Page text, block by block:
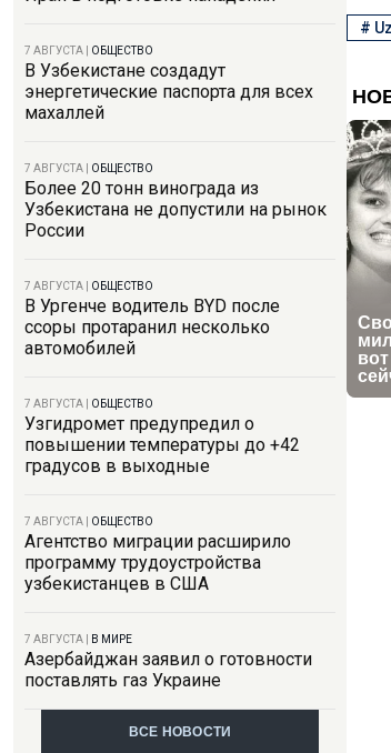
7 АВГУСТА ОБЩЕСТВО
В Узбекистане создадут
энергетические паспорта для всех
махаллей
7 АВГУСТА ОБЩЕСТВО
Более 20 тонн винограда из
Узбекистана не допустили на рынок
России
7 АВГУСТА ОБЩЕСТВО
В Ургенче водитель BYD после
ссоры протаранил несколько
автомобилей
7 АВГУСТА ОБЩЕСТВО
Узгидромет предупредил о
повышении температуры до +42
градусов в выходные
7 АВГУСТА ОБЩЕСТВО
Агентство миграции расширило
программу трудоустройства
узбекистанцев в США
7 АВГУСТА В МИРЕ
Азербайджан заявил о готовности
поставлять газ Украине
ВСЕ НОВОСТИ
#